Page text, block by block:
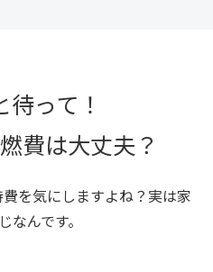
待って！
費は大丈夫？
を気にしますよね？実は家
なんです。